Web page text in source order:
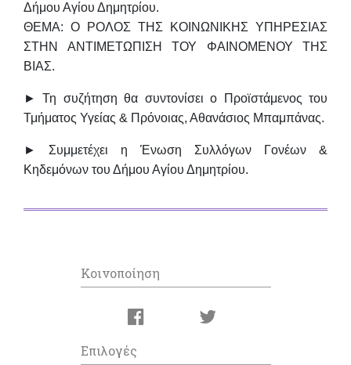
Δήμου Αγίου Δημητρίου.
ΘΕΜΑ: Ο ΡΟΛΟΣ ΤΗΣ ΚΟΙΝΩΝΙΚΗΣ ΥΠΗΡΕΣΙΑΣ
ΣΤΗΝ ΑΝΤΙΜΕΤΩΠΙΣΗ ΤΟΥ ΦΑΙΝΟΜΕΝΟΥ ΤΗΣ
ΒΙΑΣ.
► Τη συζήτηση θα συντονίσει ο Προϊστάμενος του
Τμήματος Υγείας & Πρόνοιας, Αθανάσιος Μπαμπάνας.
► Συμμετέχει η Ένωση Συλλόγων Γονέων &
Κηδεμόνων του Δήμου Αγίου Δημητρίου.
Κοινοποίηση
Επιλογές